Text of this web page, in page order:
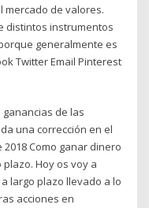
mercado de valores.
distintos instrumentos
generalmente es
Twitter Email Pinterest
de las
una corrección en el
Como ganar dinero
Hoy os voy a
largo plazo llevado a lo
acciones en